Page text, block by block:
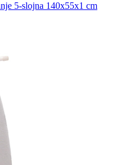
5-slojna 140x55x1 cm